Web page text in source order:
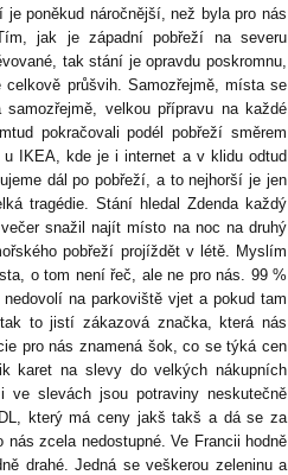
poněkud náročnější, než byla pro nás
jak je západní pobřeží na severu
tak stání je opravdu poskromnu,
průšvih. Samozřejmě, místa se
velkou přípravu na každé
pokračovali podél pobřeží směrem
IKEA, kde je i internet a v klidu odtud
dál po pobřeží, a to nejhorší je jen
tragédie. Stání hledal Zdenda každý
snažil najít místo na noc na druhý
pobřeží projíždět v létě. Myslím
o tom není řeč, ale ne pro nás. 99 %
na parkoviště vjet a pokud tam
to jistí zákazová značka, která nás
pro nás znamená šok, co se týká cen
karet na slevy do velkých nákupních
slevách jsou potraviny neskutečně
který má ceny jakš takš a dá se za
zcela nedostupné. Ve Francii hodně
drahé. Jedná se veškerou zeleninu a